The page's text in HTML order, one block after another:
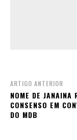
ARTIGO ANTERIOR
NOME DE JANAINA
CONSENSO EM
DO MDB